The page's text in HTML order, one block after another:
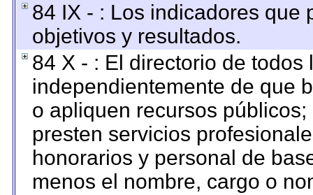
84 IX - : Los indicadores que
objetivos y resultados.
84 X - : El directorio de
independientemente de que
o apliquen recursos
presten servicios
honorarios y personal de
menos el nombre, cargo o